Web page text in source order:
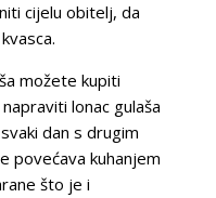
cijelu obitelj, da
možete kupiti
lonac gulaša
dan s drugim
povećava kuhanjem
što je i